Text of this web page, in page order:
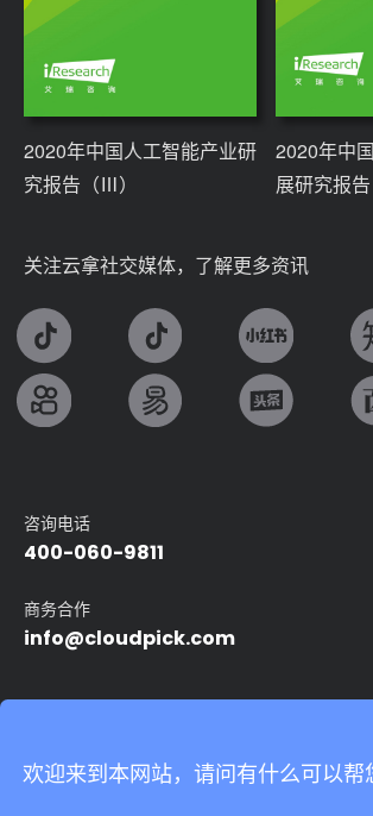
我们非常重视您的个人隐私，当您访问我们的
2020年中国人工智能产业研
究报告（Ⅲ）
2020年中
展研究报告
关注云拿社交媒体，了解更多资讯
咨询电话
400-060-9811
商务合作
info@cloudpick.com
24小时无人便利店 无人领用仓
欢迎来到本网站，请问有什么可以帮